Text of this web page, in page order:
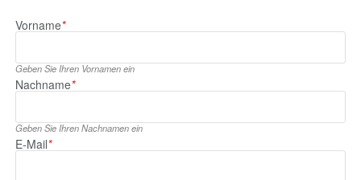
Vorname*
Geben Sie Ihren Vornamen ein
Nachname*
Geben Sie Ihren Nachnamen ein
E‑Mail*